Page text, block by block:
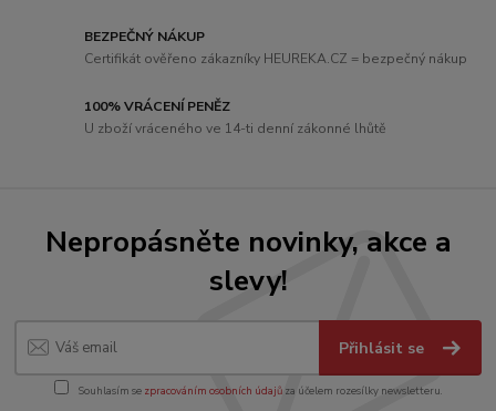
BEZPEČNÝ NÁKUP
Certifikát ověřeno zákazníky HEUREKA.CZ = bezpečný nákup
100% VRÁCENÍ PENĚZ
U zboží vráceného ve 14-ti denní zákonné lhůtě
Nepropásněte novinky, akce a
slevy!
Přihlásit se
Souhlasím se zpracováním osobních údajůza účelem rozesílky newsletteru.